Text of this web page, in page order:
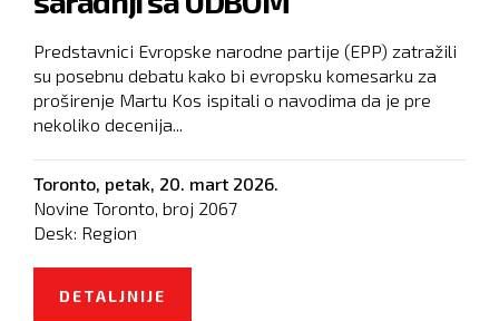
Predstavnici Evropske narodne partije (EPP) zatražili
su posebnu debatu kako bi evropsku komesarku za
proširenje Martu Kos ispitali o navodima da je pre
nekoliko decenija...
Toronto, petak, 20. mart 2026.
Novine Toronto, broj 2067
Desk: Region
DETALJNIJE